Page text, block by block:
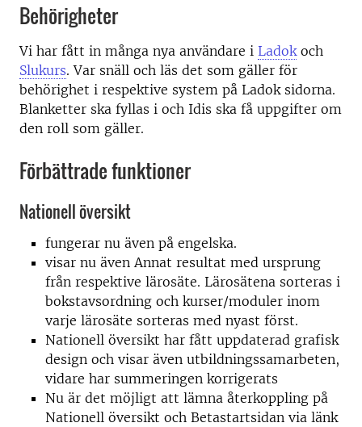
Behörigheter
Vi har fått in många nya användare i Ladokoch
Slukurs. Var snäll och läs det som gäller för
behörighet i respektive system på Ladok sidorna.
Blanketter ska fyllas i och Idis ska få uppgifter om
den roll som gäller.
Förbättrade funktioner
Nationell översikt
fungerar nu även på engelska.
visar nu även Annat resultat med ursprung
från respektive lärosäte. Lärosätena sorteras i
bokstavsordning och kurser/moduler inom
varje lärosäte sorteras med nyast först.
Nationell översikt har fått uppdaterad grafisk
design och visar även utbildningssamarbeten,
vidare har summeringen korrigerats
Nu är det möjligt att lämna återkoppling på
Nationell översikt och Betastartsidan via länk